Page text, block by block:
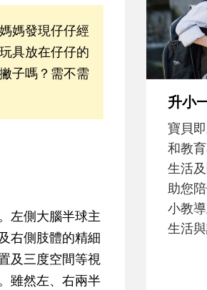
媽發現仔仔經
具放在仔仔的
子嗎？需不需
左側大腦半球主
右側肢體的精細
及三度空間等視
雖然左、右兩半
任帶爸媽提前了解小一校園
業學習，無痛銜接上小學。